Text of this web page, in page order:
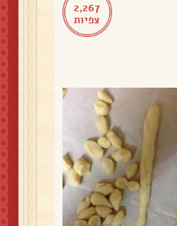
2,267
צפיות